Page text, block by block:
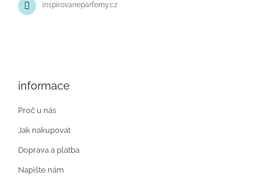
inspirovaneparfemy.cz
informace
Proč u nás
Jak nakupovat
Doprava a platba
Napište nám